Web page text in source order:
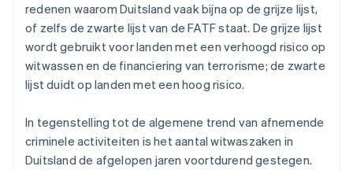
redenen waarom Duitsland vaak bijna op de grijze lijst,
of zelfs de zwarte lijst van de FATF staat. De grijze lijst
wordt gebruikt voor landen met een verhoogd risico op
witwassen en de financiering van terrorisme; de zwarte
lijst duidt op landen met een hoog risico.
In tegenstelling tot de algemene trend van afnemende
criminele activiteiten is het aantal witwaszaken in
Duitsland de afgelopen jaren voortdurend gestegen.